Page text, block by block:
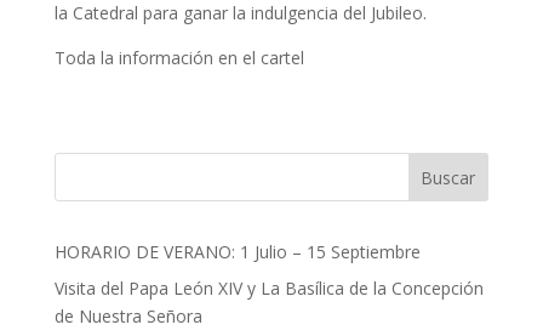
la Catedral para ganar la indulgencia del Jubileo.
Toda la información en el cartel
Buscar
HORARIO DE VERANO: 1 Julio – 15 Septiembre
Visita del Papa León XIV y La Basílica de la Concepción
de Nuestra Señora